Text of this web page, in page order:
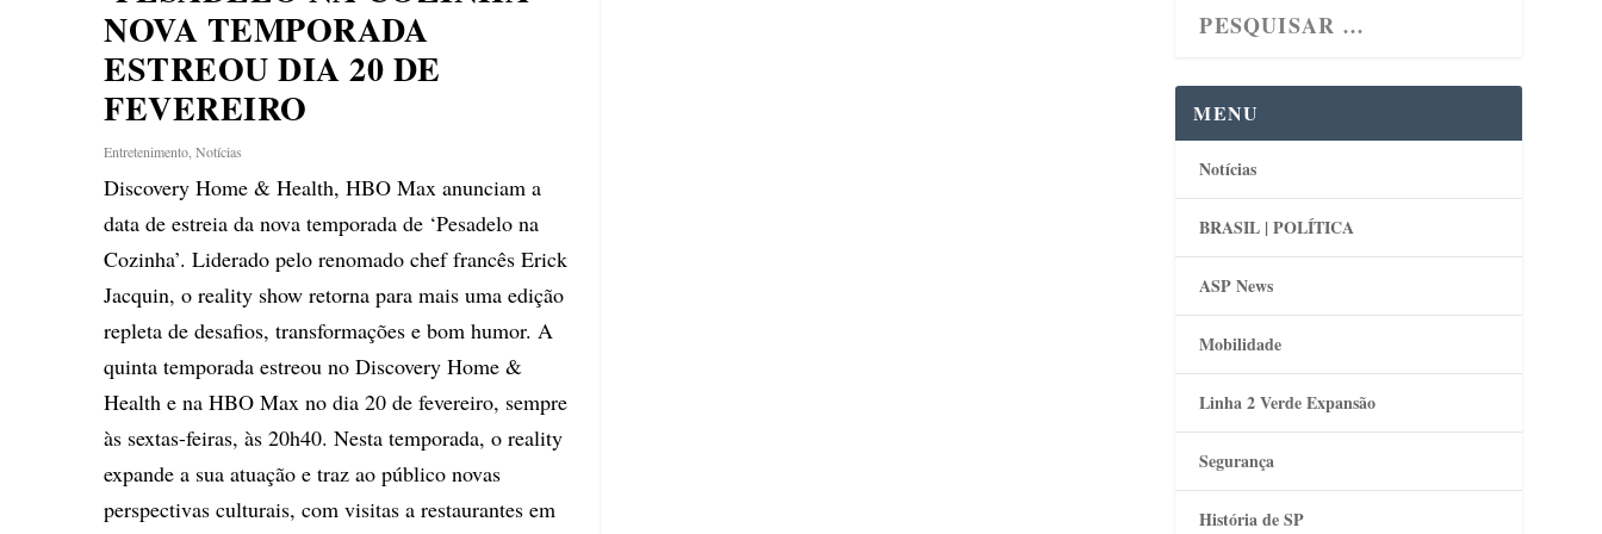
NOVA TEMPORADA
ESTREOU DIA 20 DE
FEVEREIRO
Entretenimento ,Notícias
Discovery Home & Health, HBO Max anunciam a
data de estreia da nova temporada de ‘Pesadelo na
Cozinha’. Liderado pelo renomado chef francês Erick
Jacquin, o reality show retorna para mais uma edição
repleta de desafios, transformações e bom humor. A
quinta temporada estreou no Discovery Home &
Health e na HBO Max no dia 20 de fevereiro, sempre
às sextas-feiras, às 20h40. Nesta temporada, o reality
expande a sua atuação e traz ao público novas
perspectivas culturais, com visitas a restaurantes em
MENU
Notícias
BRASIL | POLÍTICA
ASP News
Mobilidade
Linha 2 Verde Expansão
Segurança
História de SP